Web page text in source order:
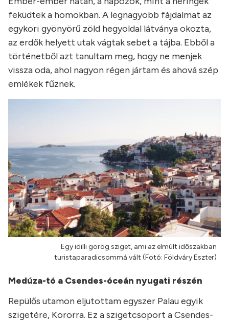
feküdtek a homokban. A legnagyobb fájdalmat az
egykori gyönyörű zöld hegyoldal látványa okozta,
az erdők helyett utak vágtak sebet a tájba. Ebből a
történetből azt tanultam meg, hogy ne menjek
vissza oda, ahol nagyon régen jártam és ahová szép
emlékek fűznek.
Egy idilli görög sziget, ami az elmúlt időszakban
turistaparadicsommá vált (Fotó: Földváry Eszter)
Medúza-tó a Csendes-óceán nyugati részén
Repülős utamon eljutottam egyszer Palau egyik
szigetére, Kororra. Ez a szigetcsoport a Csendes-